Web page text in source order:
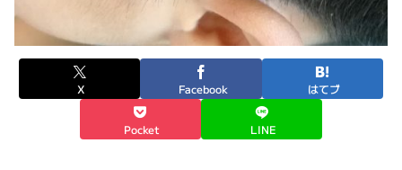
X Facebook はてブ
Pocket LINE